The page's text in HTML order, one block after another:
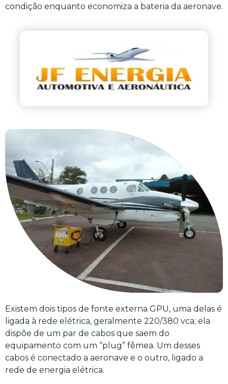
condição enquanto economiza a bateria da aeronave.
Existem dois tipos de fonte externa GPU, uma delas é
ligada à rede elétrica, geralmente 220/380 vca; ela
dispõe de um par de cabos que saem do
equipamento com um “plug” fêmea. Um desses
cabos é conectado a aeronave e o outro, ligado a
rede de energia elétrica.